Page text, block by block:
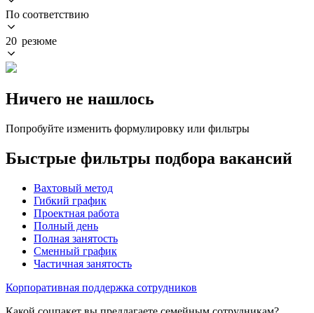
По соответствию
20 резюме
Ничего не нашлось
Попробуйте изменить формулировку или фильтры
Быстрые фильтры подбора вакансий
Вахтовый метод
Гибкий график
Проектная работа
Полный день
Полная занятость
Сменный график
Частичная занятость
Корпоративная поддержка сотрудников